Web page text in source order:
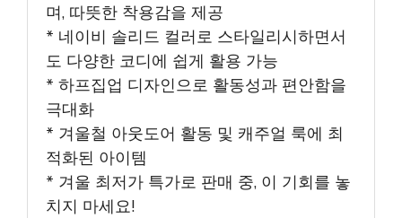
며, 따뜻한 착용감을 제공
* 네이비 솔리드 컬러로 스타일리시하면서
도 다양한 코디에 쉽게 활용 가능
* 하프집업 디자인으로 활동성과 편안함을
극대화
* 겨울철 아웃도어 활동 및 캐주얼 룩에 최
적화된 아이템
* 겨울 최저가 특가로 판매 중, 이 기회를 놓
치지 마세요!